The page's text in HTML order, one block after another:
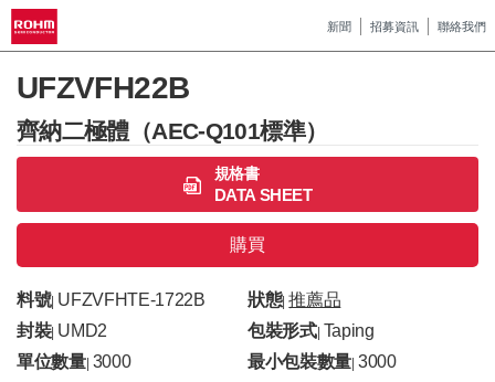
新聞 招募資訊 聯絡我們
UFZVFH22B
齊納二極體（AEC-Q101標準）
規格書
DATA SHEET
購買
料號| UFZVFHTE-1722B 狀態|推薦品
封裝| UMD2 包裝形式| Taping
單位數量| 3000 最小包裝數量 |3000